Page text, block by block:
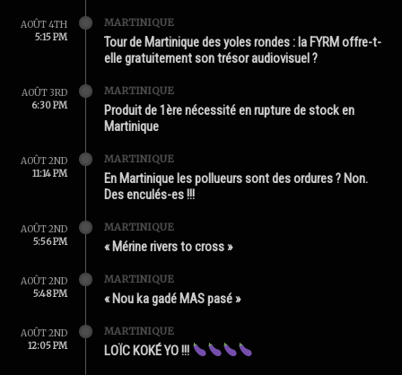
AOÛT 4TH
5:15 PM
MARTINIQUE
Tour de Martinique des yoles rondes : la FYRM offre-t-
elle gratuitement son trésor audiovisuel ?
AOÛT 3RD
6:30 PM
MARTINIQUE
Produit de 1ère nécessité en rupture de stock en
Martinique
AOÛT 2ND
11:14 PM
MARTINIQUE
En Martinique les pollueurs sont des ordures ? Non.
Des enculés-es !!!
AOÛT 2ND
5:56 PM
MARTINIQUE
« Mérine rivers to cross »
AOÛT 2ND
5:48 PM
MARTINIQUE
« Nou ka gadé MAS pasé »
AOÛT 2ND
12:05 PM
MARTINIQUE
LOÏC KOKÉ YO !!!